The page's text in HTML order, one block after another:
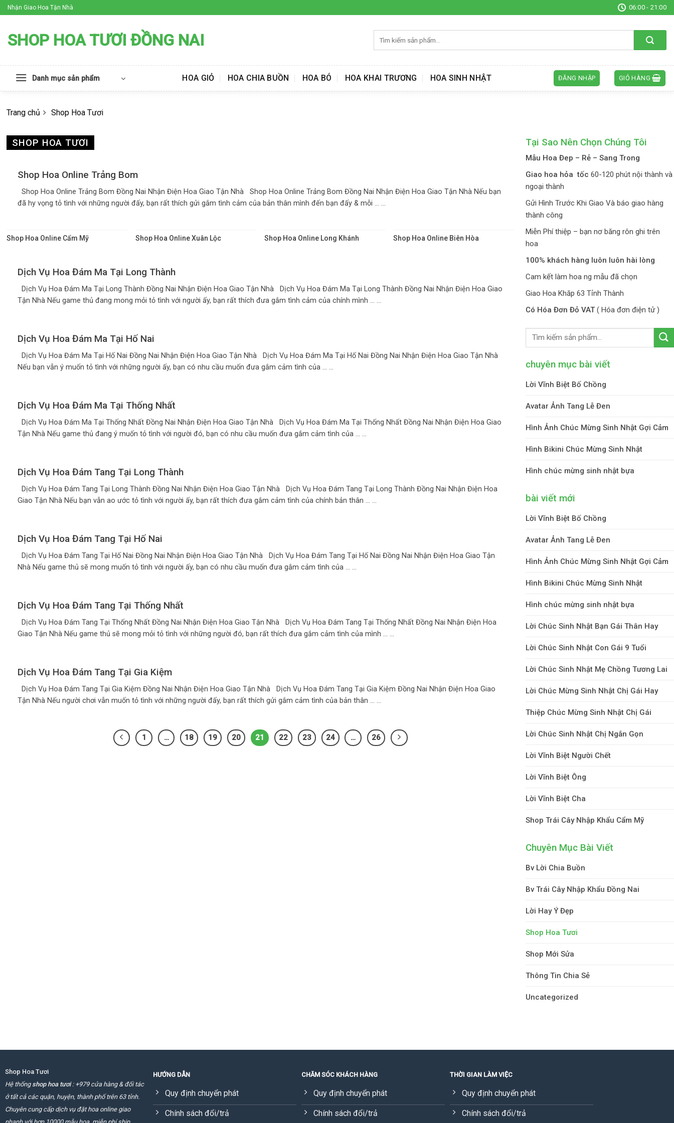
Skip
to
Nhận Giao Hoa Tận Nhà 06:00 - 21:00
SHOP HOA TƯƠI ĐỒNG NAI
kiếm:
Danh mục sản phẩm HOA GIỎ HOA CHIA BUỒN HOA BÓ HOA KHAI TRƯƠNG HOA SINH NHẬT ĐĂNG NHẬP GIỎ HÀNG
Trang chủ Shop Hoa Tươi
SHOP HOA TƯƠI
Shop Hoa Online Trảng Bom
Shop Hoa Online Trảng Bom Đồng Nai Nhận Điện Hoa Giao Tận Nhà Shop Hoa Online Trảng Bom Đồng Nai Nhận Điện Hoa Giao Tận Nhà Nếu bạn
đã hy vọng tỏ tình với những người đấy, bạn rất thích gửi gắm tình cảm của bản thân mình đến bạn đấy & mỗi ... ...
Shop Hoa Online Cẩm Mỹ Shop Hoa Online Xuân Lộc Shop Hoa Online Long Khánh Shop Hoa Online Biên Hòa
Dịch Vụ Hoa Đám Ma Tại Long Thành
Dịch Vụ Hoa Đám Ma Tại Long Thành Đồng Nai Nhận Điện Hoa Giao Tận Nhà Dịch Vụ Hoa Đám Ma Tại Long Thành Đồng Nai Nhận Điện Hoa Giao
Tận Nhà Nếu game thủ đang mong mỏi tỏ tình với người ấy, bạn rất thích đưa gắm tình cảm của chính mình ... ...
Dịch Vụ Hoa Đám Ma Tại Hố Nai
Dịch Vụ Hoa Đám Ma Tại Hố Nai Đồng Nai Nhận Điện Hoa Giao Tận Nhà Dịch Vụ Hoa Đám Ma Tại Hố Nai Đồng Nai Nhận Điện Hoa Giao Tận Nhà
Nếu bạn vẫn ý muốn tỏ tình với những người ấy, bạn có nhu cầu muốn đưa gắm cảm tình của ... ...
Dịch Vụ Hoa Đám Ma Tại Thống Nhất
Dịch Vụ Hoa Đám Ma Tại Thống Nhất Đồng Nai Nhận Điện Hoa Giao Tận Nhà Dịch Vụ Hoa Đám Ma Tại Thống Nhất Đồng Nai Nhận Điện Hoa Giao
Tận Nhà Nếu game thủ đang ý muốn tỏ tình với người đó, bạn có nhu cầu muốn đưa gắm cảm tình của ... ...
Dịch Vụ Hoa Đám Tang Tại Long Thành
Dịch Vụ Hoa Đám Tang Tại Long Thành Đồng Nai Nhận Điện Hoa Giao Tận Nhà Dịch Vụ Hoa Đám Tang Tại Long Thành Đồng Nai Nhận Điện Hoa
Giao Tận Nhà Nếu bạn vẫn ao ước tỏ tình với người ấy, bạn rất thích đưa gắm cảm tình của chính bản thân ... ...
Dịch Vụ Hoa Đám Tang Tại Hố Nai
Dịch Vụ Hoa Đám Tang Tại Hố Nai Đồng Nai Nhận Điện Hoa Giao Tận Nhà Dịch Vụ Hoa Đám Tang Tại Hố Nai Đồng Nai Nhận Điện Hoa Giao Tận
Nhà Nếu game thủ sẽ mong muốn tỏ tình với người ấy, bạn có nhu cầu muốn đưa gắm cảm tình của ... ...
Dịch Vụ Hoa Đám Tang Tại Thống Nhất
Dịch Vụ Hoa Đám Tang Tại Thống Nhất Đồng Nai Nhận Điện Hoa Giao Tận Nhà Dịch Vụ Hoa Đám Tang Tại Thống Nhất Đồng Nai Nhận Điện Hoa
Giao Tận Nhà Nếu game thủ sẽ mong mỏi tỏ tình với những người đó, bạn rất thích đưa gắm cảm tình của mình ... ...
Dịch Vụ Hoa Đám Tang Tại Gia Kiệm
Dịch Vụ Hoa Đám Tang Tại Gia Kiệm Đồng Nai Nhận Điện Hoa Giao Tận Nhà Dịch Vụ Hoa Đám Tang Tại Gia Kiệm Đồng Nai Nhận Điện Hoa Giao
Tận Nhà Nếu người chơi vẫn muốn tỏ tình với những người đấy, bạn rất thích gửi gắm cảm tình của bản thân ... ...
1 … 18 19 20 21 22 23 24 … 26
Tại Sao Nên Chọn Chúng Tôi
Mẫu Hoa Đep – Rẻ – Sang Trong
Giao hoa hỏa tốc 60-120 phút nội thành và
ngoại thành
Gửi Hình Trước Khi Giao Và báo giao hàng
thành công
Miễn Phí thiệp – bạn nơ băng rôn ghi trên
hoa
100% khách hàng luôn luôn hài lòng
Cam kết làm hoa ng mẫu đã chọn
Giao Hoa Khăp 63 Tỉnh Thành
Có Hóa Đơn Đỏ VAT ( Hóa đơn điện tử )
chuyên mục bài viết
Lời Vĩnh Biệt Bố Chồng
Avatar Ảnh Tang Lễ Đen
Hình Ảnh Chúc Mừng Sinh Nhật Gợi Cảm
Hình Bikini Chúc Mừng Sinh Nhật
Hình chúc mừng sinh nhật bựa
bài viết mới
Lời Vĩnh Biệt Bố Chồng
Avatar Ảnh Tang Lễ Đen
Hình Ảnh Chúc Mừng Sinh Nhật Gợi Cảm
Hình Bikini Chúc Mừng Sinh Nhật
Hình chúc mừng sinh nhật bựa
Lời Chúc Sinh Nhật Bạn Gái Thân Hay
Lời Chúc Sinh Nhật Con Gái 9 Tuổi
Lời Chúc Sinh Nhật Mẹ Chồng Tương Lai
Lời Chúc Mừng Sinh Nhật Chị Gái Hay
Thiệp Chúc Mừng Sinh Nhật Chị Gái
Lời Chúc Sinh Nhật Chị Ngắn Gọn
Lời Vĩnh Biệt Người Chết
Lời Vĩnh Biệt Ông
Lời Vĩnh Biệt Cha
Shop Trái Cây Nhập Khẩu Cẩm Mỹ
Chuyên Mục Bài Viết
Bv Lời Chia Buồn
Bv Trái Cây Nhập Khẩu Đồng Nai
Lời Hay Ý Đẹp
Shop Hoa Tươi
Shop Mới Sửa
Thông Tin Chia Sẻ
Uncategorized
Shop Hoa Tươi
Hệ thống shop hoa tươi: +979 cửa hàng & đối tác
ở tất cả các quận, huyện, thành phố trên 63 tỉnh.
Chuyên cung cấp dịch vụ đặt hoa online giao
HƯỚNG DẪN
Quy định chuyển phát
Chính sách đổi/trả
CHĂM SÓC KHÁCH HÀNG
Quy định chuyển phát
Chính sách đổi/trả
THỜI GIAN LÀM VIỆC
Quy định chuyển phát
Chính sách đổi/trả